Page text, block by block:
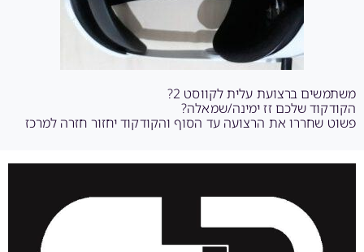
משתמשים ברצועת עלית לקווסט 2?
הקודקוד שלכם זז ימינה/שמאלה?
פשוט שחררו את הרצועה עד הסוף והקודקוד יחזור חזרה למרכז